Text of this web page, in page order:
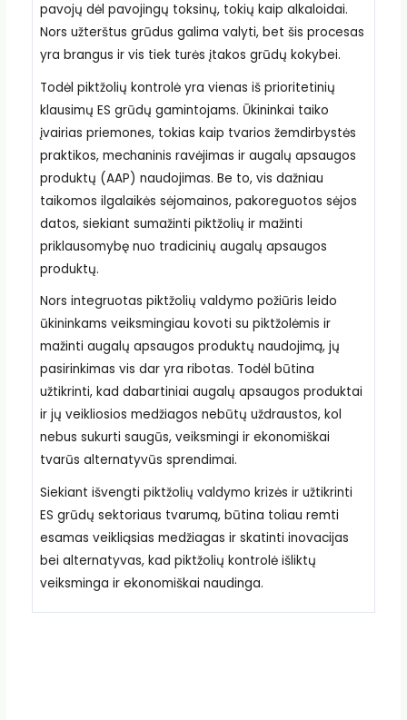
pavojų dėl pavojingų toksinų, tokių kaip alkaloidai.
Nors užterštus grūdus galima valyti, bet šis procesas
yra brangus ir vis tiek turės įtakos grūdų kokybei.
Todėl piktžolių kontrolė yra vienas iš prioritetinių
klausimų ES grūdų gamintojams. Ūkininkai taiko
įvairias priemones, tokias kaip tvarios žemdirbystės
praktikos, mechaninis ravėjimas ir augalų apsaugos
produktų (AAP) naudojimas. Be to, vis dažniau
taikomos ilgalaikės sėjomainos, pakoreguotos sėjos
datos, siekiant sumažinti piktžolių ir mažinti
priklausomybę nuo tradicinių augalų apsaugos
produktų.
Nors integruotas piktžolių valdymo požiūris leido
ūkininkams veiksmingiau kovoti su piktžolėmis ir
mažinti augalų apsaugos produktų naudojimą, jų
pasirinkimas vis dar yra ribotas. Todėl būtina
užtikrinti, kad dabartiniai augalų apsaugos produktai
ir jų veikliosios medžiagos nebūtų uždraustos, kol
nebus sukurti saugūs, veiksmingi ir ekonomiškai
tvarūs alternatyvūs sprendimai.
Siekiant išvengti piktžolių valdymo krizės ir užtikrinti
ES grūdų sektoriaus tvarumą, būtina toliau remti
esamas veikliąsias medžiagas ir skatinti inovacijas
bei alternatyvas, kad piktžolių kontrolė išliktų
veiksminga ir ekonomiškai naudinga.